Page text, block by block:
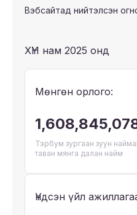
Вэбсайтад нийтэлсэн
ХҮН нам 2025 онд
Мөнгөн орлого:
Тэрбум зургаан зуун
таван мянга далан найм
Үндсэн үйл